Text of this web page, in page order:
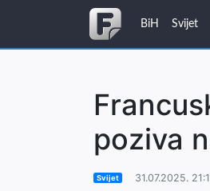
BiH Svijet
poziva
Svijet 31.07.2025.